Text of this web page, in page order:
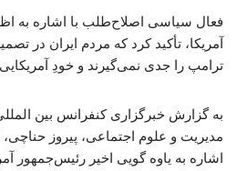
فعال سیاسی اصلاح‌طلب با اشاره به
آمریکا، تأکید کرد که مردم ایران در
ترامپ را جدی نمی‌گیرند و خودِ
به گزارش خبرگزاری کنفرانس بین
مدیریت و علوم اجتماعی، پیروز
اشاره به یاوه گویی اخیر رئیس‌جمهور